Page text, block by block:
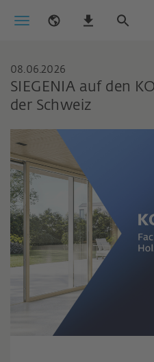
08.06.2026
SIEGENIA auf den
der Schweiz